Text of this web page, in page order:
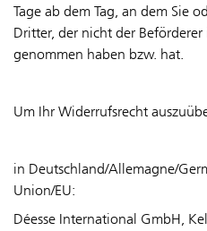
Tage ab dem Tag, an dem Sie
Dritter, der nicht der
genommen haben bzw. hat.
Um Ihr Widerrufsrecht
in Deutschland/Allemagne/
Union/EU:
Déesse International GmbH,